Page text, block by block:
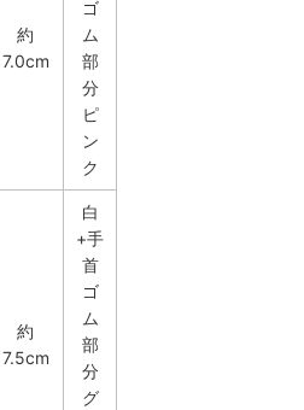
約
7.0cm
ゴ
ム
部
分
ピ
ン
ク
約
7.5cm
白
+手
首
ゴ
ム
部
分
グ